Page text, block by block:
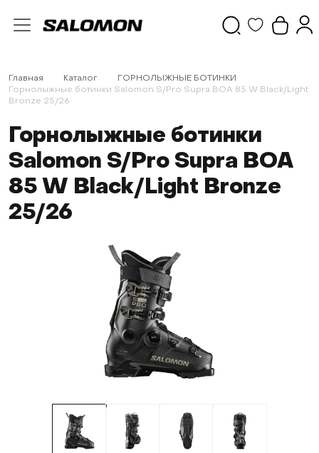
Главная Каталог
ГОРНОЛЫЖНЫЕ БОТИНКИ
Горнолыжные ботинки Salomon S/Pro Supra BOA 85 W Black/Light
Bronze 25/26
Горнолыжные ботинки
Salomon S/Pro Supra BOA
85 W Black/Light Bronze
25/26